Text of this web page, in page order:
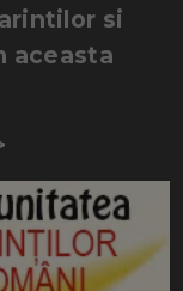
si
aceasta